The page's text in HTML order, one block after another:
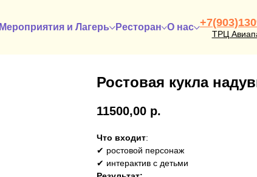
Мероприятия и Лагерь Ресторан О нас
ТРЦ
Ростовая кукла
11500,00 р.
Что входит:
✔ ростовой персонаж
✔ интерактив с детьми